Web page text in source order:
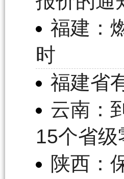
福建：
时
福建省
云南：
15个省级
陕西：